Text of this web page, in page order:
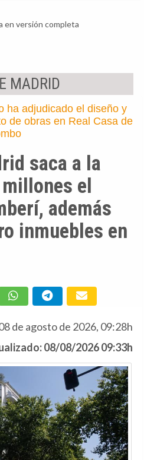
en versión completa
MADRID
ha adjudicado el diseño y
de obras en Real Casa de
saca a la
el
además
inmuebles en
de agosto de 2026, 09:28h
08/08/2026 09:33h